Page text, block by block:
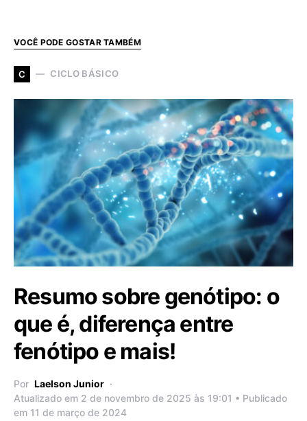
VOCÊ PODE GOSTAR TAMBÉM
C CICLO BÁSICO
Resumo sobre genótipo: o
que é, diferença entre
fenótipo e mais!
Por Laelson Junior
Atualizado em 2 de novembro de 2025 às 19:01 • Publicado
em 11 de março de 2024